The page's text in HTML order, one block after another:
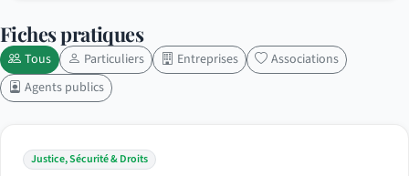
Fiches pratiques
Tous Particuliers Entreprises
Associations
Agents publics
Justice, Sécurité & Droits